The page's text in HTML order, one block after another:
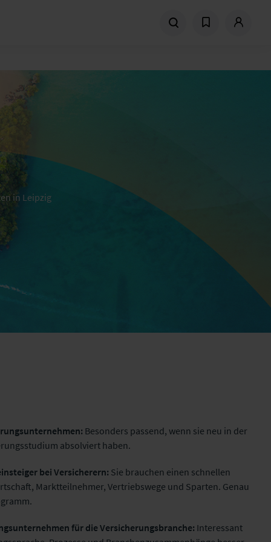
in Leipzig
Besonders passend, wenn sie neu in der
absolviert haben.
bei Versicherern: Sie brauchen einen schnellen
Marktteilnehmer, Vertriebswege und Sparten. Genau
für die Versicherungsbranche: Interessant